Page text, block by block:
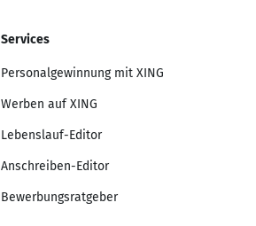
Services
Personalgewinnung mit XING
Werben auf XING
Lebenslauf-Editor
Anschreiben-Editor
Bewerbungsratgeber